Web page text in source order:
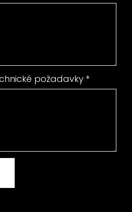
požadavky *